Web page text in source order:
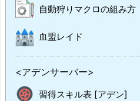
自動狩りマクロの組み方
血盟レイド
<アデンサーバー>
習得スキル表 [アデン]